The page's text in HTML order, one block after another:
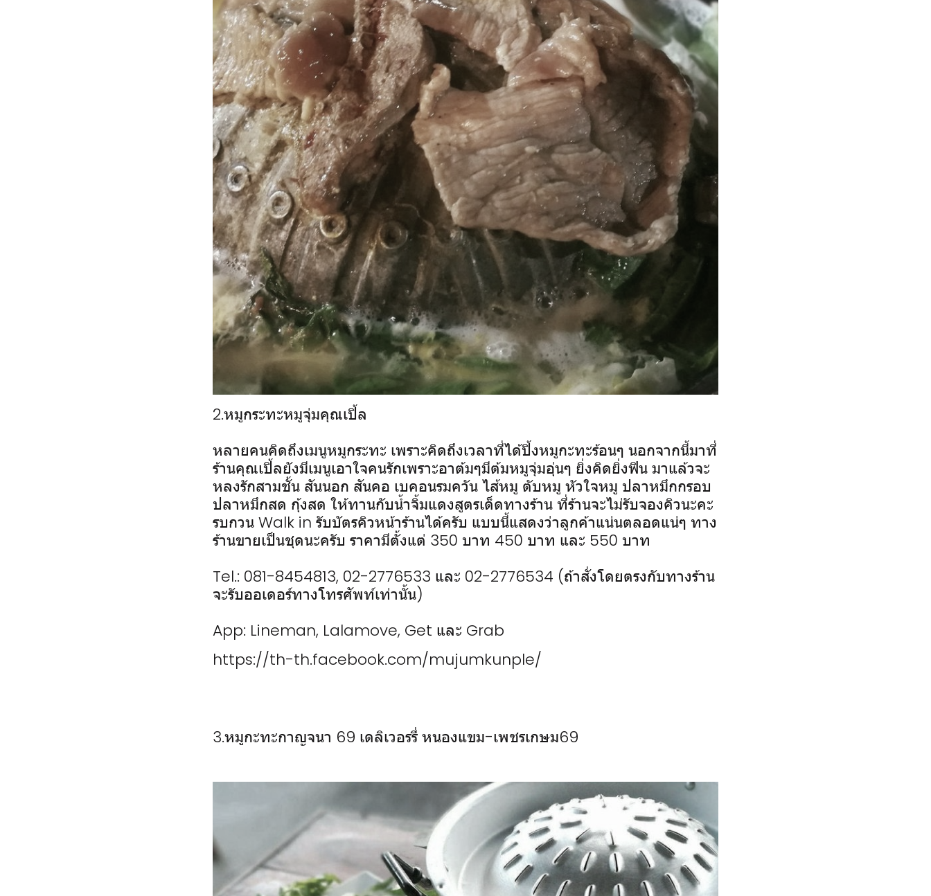
2.หมูกระทะหมูจุ่มคุณเปิ้ล
หลายคนคิดถึงเมนูหมูกระทะ เพราะคิดถึงเวลาที่ได้ปิ้งหมูกะทะร้อนๆ นอกจากนี้มาที่
ร้านคุณเปิ้ลยังมีเมนูเอาใจคนรักเพราะอาต้มๆมีต้มหมูจุ่มอุ่นๆ ยิ่งคิดยิ่งฟิน มาแล้วจะ
หลงรักสามชั้น สันนอก สันคอ เบคอนรมควัน ไส้หมู ตับหมู หัวใจหมู ปลาหมึกกรอบ
ปลาหมึกสด กุ้งสด ให้ทานกับน้ำจิ้มแดงสูตรเด็ดทางร้าน ที่ร้านจะไม่รับจองคิวนะคะ
รบกวน Walk in รับบัตรคิวหน้าร้านได้ครับ แบบนี้แสดงว่าลูกค้าแน่นตลอดแน่ๆ ทาง
ร้านขายเป็นชุดนะครับ ราคามีตั้งแต่ 350 บาท 450 บาท และ 550 บาท
Tel.: 081-8454813, 02-2776533 และ 02-2776534 (ถ้าสั่งโดยตรงกับทางร้าน
จะรับออเดอร์ทางโทรศัพท์เท่านั้น)
App: Lineman, Lalamove, Get และ Grab
https://th-th.facebook.com/mujumkunple/
3.หมูกะทะกาญจนา 69 เดลิเวอรรี่ หนองแขม-เพชรเกษม69